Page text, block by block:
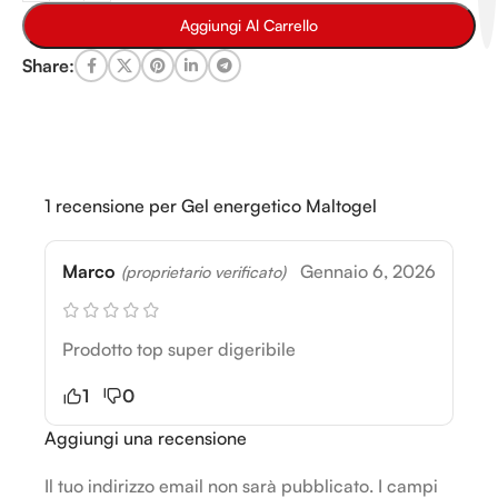
Aggiungi Al Carrello
Share:
1 recensione per Gel energetico Maltogel
Marco (proprietario verificato) Gennaio 6, 2026
Prodotto top super digeribile
1
0
Aggiungi una recensione
Il tuo indirizzo email non sarà pubblicato. I campi
Alternative: